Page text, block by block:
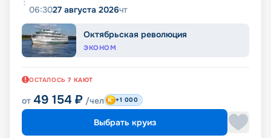
06:3027 августа 2026чт
Октябрьская революция
ЭКОНОМ
ОСТАЛОСЬ 7 КАЮТ
от 49 154 ₽ /чел +1 000
Выбрать круиз